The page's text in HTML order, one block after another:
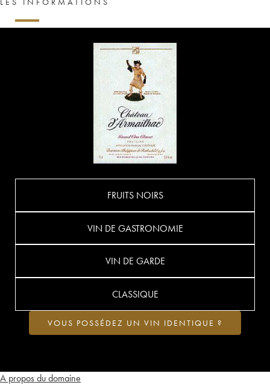
A propos du domaine
FRUITS NOIRS
VIN DE GASTRONOMIE
VIN DE GARDE
CLASSIQUE
VOUS POSSÉDEZ UN VIN IDENTIQUE ?